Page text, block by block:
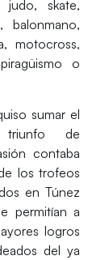
judo, skate,
balonmano,
motocross,
o
sumar el
de
contaba
lostrofeos
en Túnez
permitían a
logros
del ya